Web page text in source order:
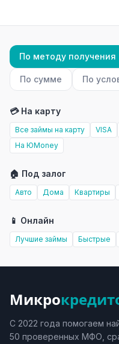
По методу получения
По сумме По
💳 На карту
Все займы на карту VISA
На ЮMoney
🏠 Под залог
Авто Дома Квартиры
📱 Онлайн
Лучшие займы Быстрые
Микро
С 2022 года помогаем
50 проверенных МФО,